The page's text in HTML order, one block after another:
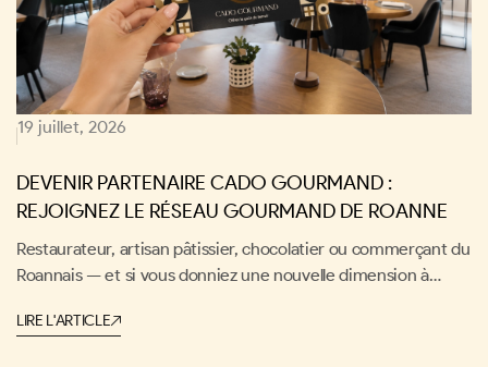
19 juillet, 2026
DEVENIR PARTENAIRE CADO GOURMAND :
REJOIGNEZ LE RÉSEAU GOURMAND DE ROANNE
Restaurateur, artisan pâtissier, chocolatier ou commerçant du
Roannais — et si vous donniez une nouvelle dimension à
dans le terroir de la Loire, vous ouvre ses portes pour booster
LIRE L'ARTICLE